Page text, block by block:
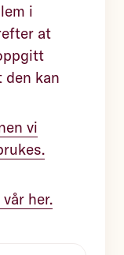
i
at
den kan
vi
her.